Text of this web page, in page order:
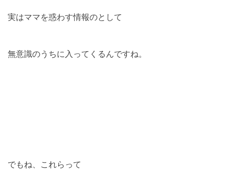
実はママを惑わす情報のとして
無意識のうちに入ってくるんですね。
でもね、これらって